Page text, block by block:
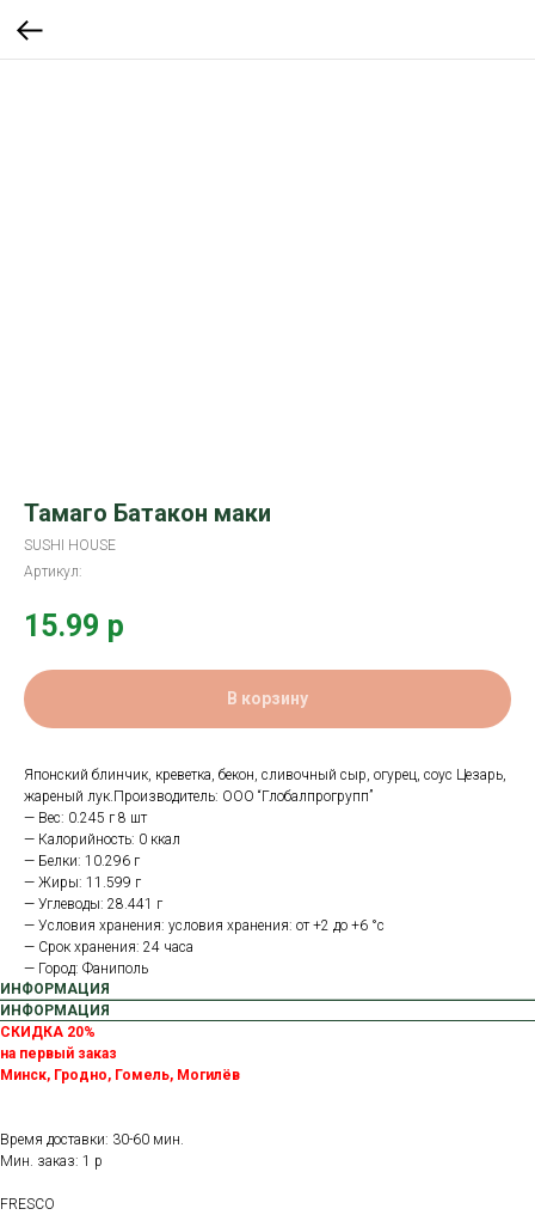
Тамаго Батакон маки
SUSHI HOUSE
Артикул:
15.99 р
В корзину
Японский блинчик, креветка, бекон, сливочный сыр, огурец, соус Цезарь,
жареный лук.Производитель: OOO “Глобалпрогрупп”
— Вес: 0.245 г 8 шт
— Калорийность: 0 ккал
— Белки: 10.296 г
— Жиры: 11.599 г
— Углеводы: 28.441 г
— Условия хранения: условия хранения: от +2 до +6 °с
— Срок хранения: 24 часа
— Город: Фаниполь
ИНФОРМАЦИЯ
ИНФОРМАЦИЯ
СКИДКА 20%
на первый заказ
Минск, Гродно, Гомель, Могилёв
Время доставки: 30-60 мин.
Мин. заказ: 1 р
FRESCO